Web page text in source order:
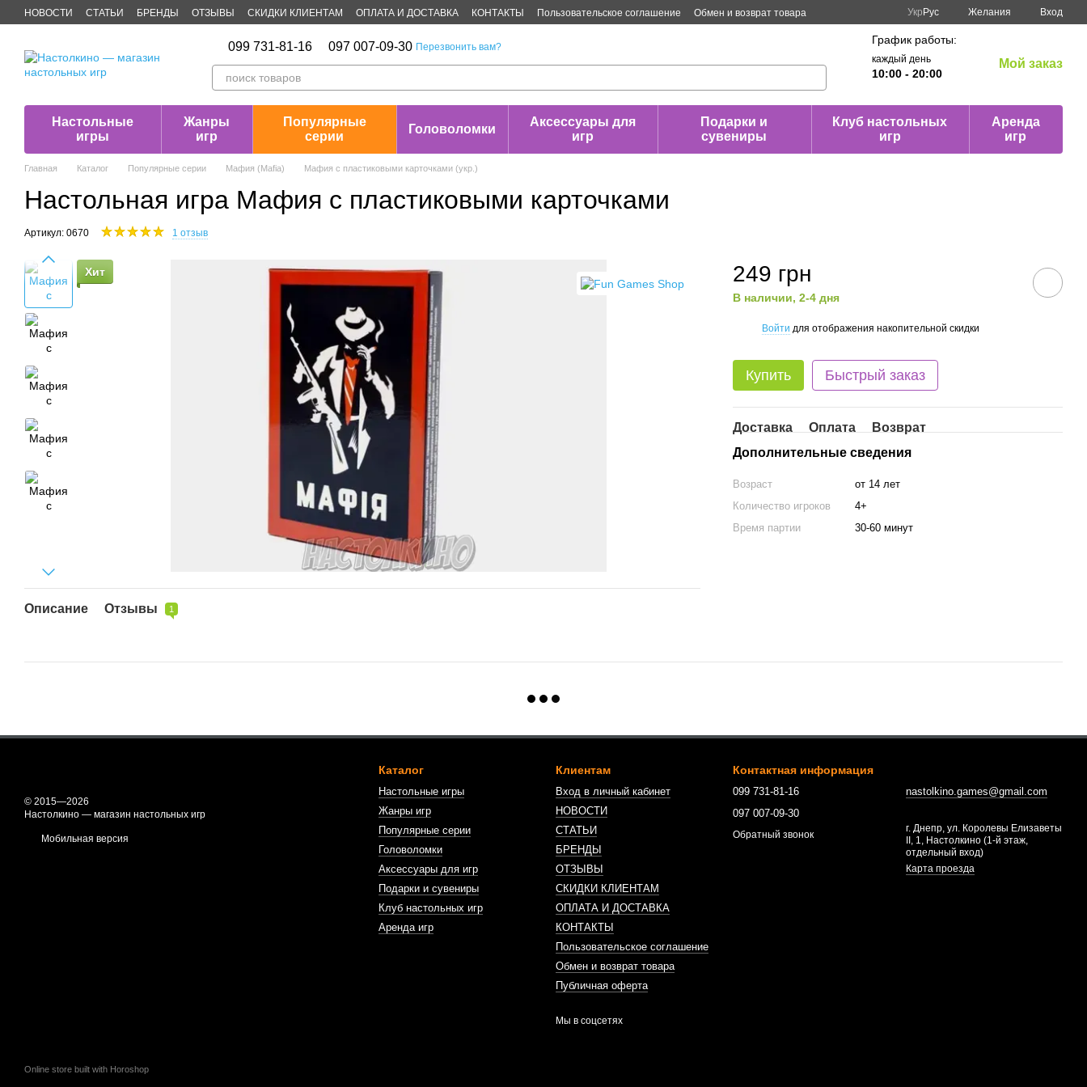
Перейти к основному контенту
НОВОСТИ СТАТЬИ БРЕНДЫ ОТЗЫВЫ СКИДКИ КЛИЕНТАМ ОПЛАТА И ДОСТАВКА КОНТАКТЫ Пользовательское соглашение
Обмен и возврат товара
Укр Рус Желания Вход
099 731-81-16 097 007-09-30 Перезвонить вам?
График работы:
каждый день
10:00 - 20:00
Мой заказ
Настольные
игры
Жанры
игр
Популярные
серии
Головоломки
Аксессуары для
игр
Подарки и
сувениры
Клуб настольных
игр
Аренда
игр
Главная Каталог Популярные серии Мафия (Mafia) Мафия с пластиковыми карточками (укр.)
Настольная игра Мафия с пластиковыми карточками
Артикул: 0670 1 отзыв
Хит
Описание Отзывы 1
249 грн
В наличии, 2-4 дня
Войти для отображения накопительной скидки
Купить Быстрый заказ
Доставка Оплата
Возврат
Дополнительные сведения
Возраст
от 14 лет
Количество игроков
4+
Время партии
30-60 минут
© 2015—2026
Настолкино — магазин настольных игр
Мобильная версия
Online store built with Horoshop
Каталог
Настольные игры
Жанры игр
Популярные серии
Головоломки
Аксессуары для игр
Подарки и сувениры
Клуб настольных игр
Аренда игр
Клиентам
Вход в личный кабинет
НОВОСТИ
СТАТЬИ
БРЕНДЫ
ОТЗЫВЫ
СКИДКИ КЛИЕНТАМ
ОПЛАТА И ДОСТАВКА
КОНТАКТЫ
Пользовательское соглашение
Обмен и возврат товара
Публичная оферта
Мы в соцсетях
Контактная информация
099 731-81-16
097 007-09-30
Обратный звонок
nastolkino.games@gmail.com
г. Днепр, ул. Королевы Елизаветы
II, 1, Настолкино (1-й этаж,
отдельный вход)
Карта проезда